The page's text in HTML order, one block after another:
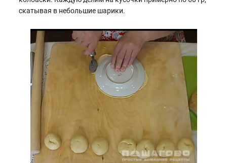
скатывая в небольшие шарики.